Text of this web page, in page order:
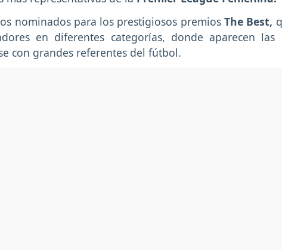
nominados para los prestigiosos premiosThe Best,
en diferentes categorías, donde aparecen las
con grandes referentes del fútbol.